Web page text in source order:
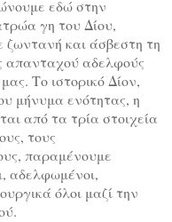
εδώ στην
γη του Δίου,
και άσβεστη τη
απανταχού αδελφούς
Το ιστορικό Δίον,
μήνυμα ενότητας, η
από τα τρία στοιχεία
τους
παραμένουμε
αδελφωμένοι,
όλοι μαζί την